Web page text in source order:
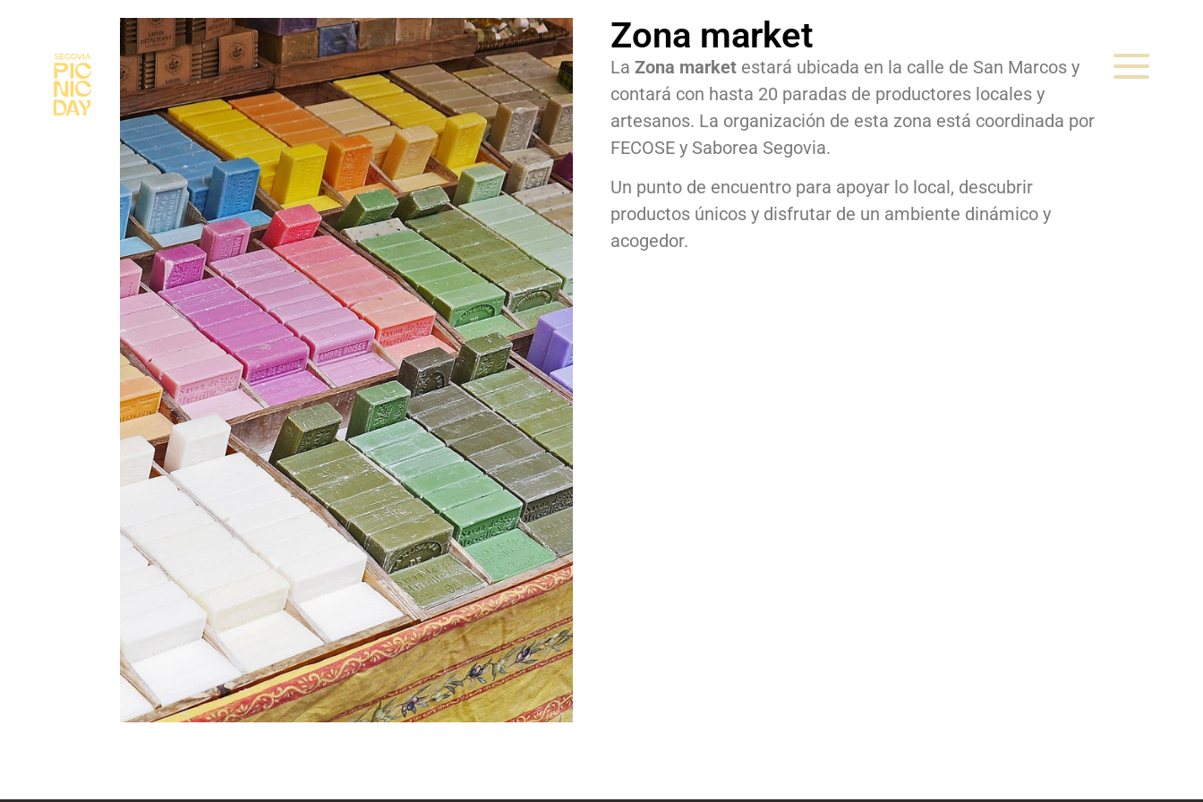
Zona market
La Zona market estará ubicada en la calle de San Marcos y
contará con hasta 20 paradas de productores locales y
artesanos. La organización de esta zona está coordinada por
FECOSE y Saborea Segovia.
Un punto de encuentro para apoyar lo local, descubrir
productos únicos y disfrutar de un ambiente dinámico y
acogedor.